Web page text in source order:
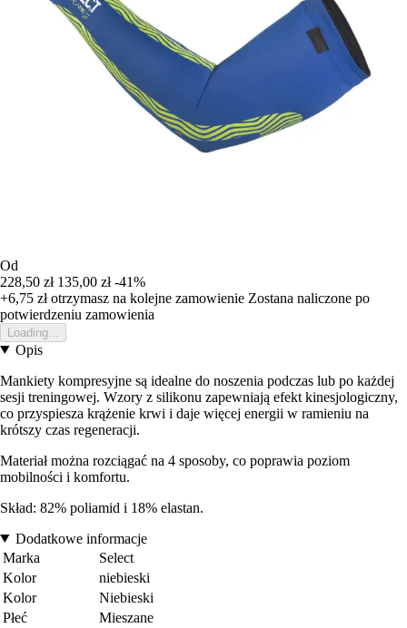
Od
228,50 zł 135,00 zł -41%
+6,75 złotrzymasz na kolejne zamowienie Zostana naliczone po
potwierdzeniu zamowienia
Loading...
Opis
Mankiety kompresyjne są idealne do noszenia podczas lub po każdej
sesji treningowej. Wzory z silikonu zapewniają efekt kinesjologiczny,
co przyspiesza krążenie krwi i daje więcej energii w ramieniu na
krótszy czas regeneracji.
Materiał można rozciągać na 4 sposoby, co poprawia poziom
mobilności i komfortu.
Skład: 82% poliamid i 18% elastan.
Dodatkowe informacje
Marka
Select
Kolor
niebieski
Kolor
Niebieski
Płeć
Mieszane